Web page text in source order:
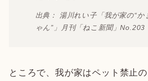
出典： 湯川れい子「我が家の“か
ゃん”」月刊「ねこ新聞」No.203
ところで、我が家はペット禁止